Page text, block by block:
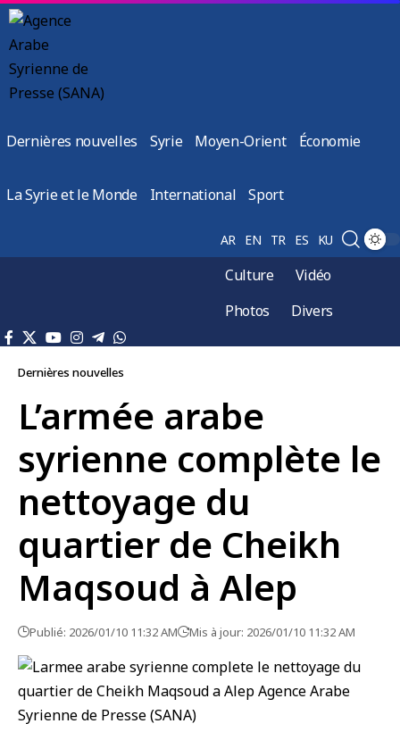
Dernières nouvelles Syrie Moyen-Orient Économie
La Syrie et le Monde International Sport
AR EN TR ES KU
Culture
Vidéo
Photos
Divers
Dernières nouvelles
L’armée arabe
syrienne complète le
nettoyage du
quartier de Cheikh
Maqsoud à Alep
Publié: 2026/01/10 11:32 AM Mis à jour: 2026/01/10 11:32 AM